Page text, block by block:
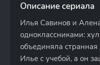
Описание сериала
Илья Савинов и
одноклассниками:
объединяла
Илье с учебой, а он